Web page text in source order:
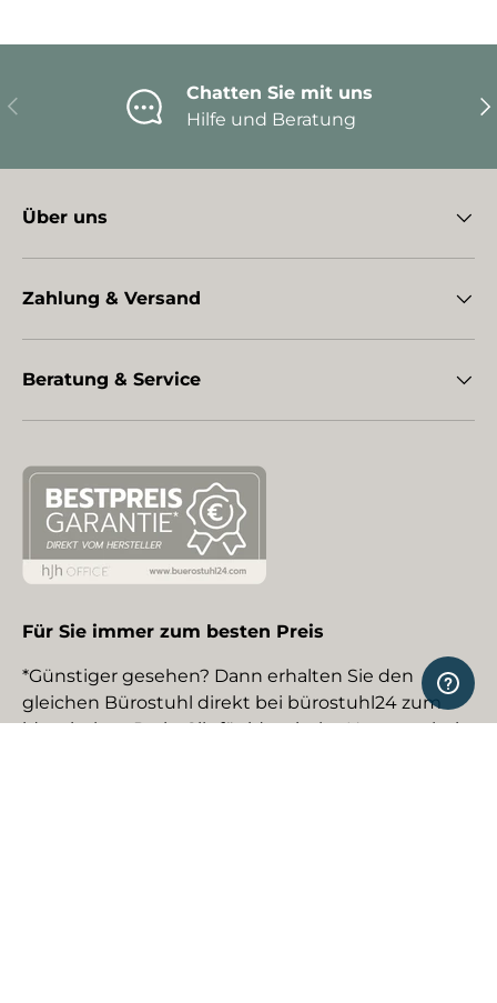
Vorherige
Chatten Sie mit uns
Hilfe und Beratung
Über uns
Zahlung & Versand
Beratung & Service
Für Sie immer zum besten Preis
*Günstiger gesehen? Dann erhalten Sie den
gleichen Bürostuhl direkt bei bürostuhl24 zum
identischen Preis. Gilt für identische Neuware bei